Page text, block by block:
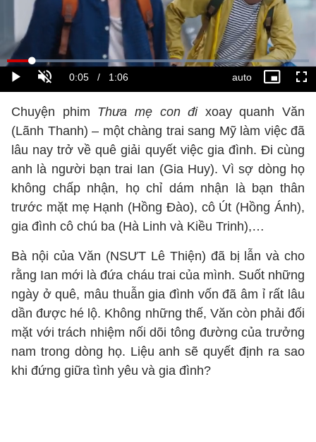
Chuyện phim Thưa mẹ con đi xoay quanh Văn
(Lãnh Thanh) – một chàng trai sang Mỹ làm việc đã
lâu nay trở về quê giải quyết việc gia đình. Đi cùng
anh là người bạn trai Ian (Gia Huy). Vì sợ dòng họ
không chấp nhận, họ chỉ dám nhận là bạn thân
trước mặt mẹ Hạnh (Hồng Đào), cô Út (Hồng Ánh),
gia đình cô chú ba (Hà Linh và Kiều Trinh),…
Bà nội của Văn (NSƯT Lê Thiện) đã bị lẫn và cho
rằng Ian mới là đứa cháu trai của mình. Suốt những
ngày ở quê, mâu thuẫn gia đình vốn đã âm ỉ rất lâu
dần được hé lộ. Không những thế, Văn còn phải đối
mặt với trách nhiệm nối dõi tông đường của trưởng
nam trong dòng họ. Liệu anh sẽ quyết định ra sao
khi đứng giữa tình yêu và gia đình?